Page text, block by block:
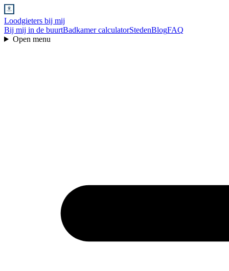
Loodgieters bij mij
Bij mij in de buurtBadkamer calculatorStedenBlogFAQ
Open menu